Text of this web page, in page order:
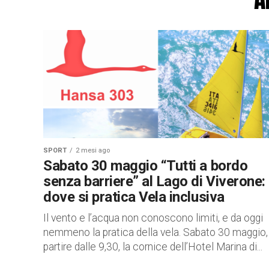
SPORT 2 mesi ago
Sabato 30 maggio “Tutti a bordo
senza barriere” al Lago di Viverone:
dove si pratica Vela inclusiva
Il vento e l’acqua non conoscono limiti, e da oggi
nemmeno la pratica della vela. Sabato 30
partire dalle 9,30, la cornice dell’Hotel Marina di...